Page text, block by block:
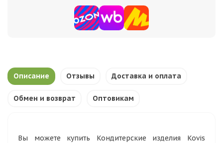
Описание Отзывы Доставка и оплата
Обмен и возврат Оптовикам
Вы можете купить Кондитерские изделия Kovis